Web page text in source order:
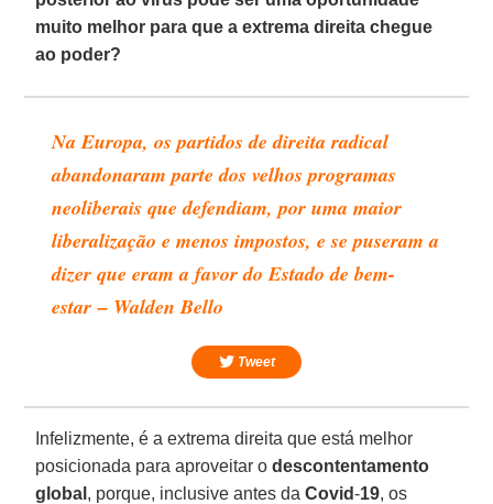
muito melhor para que a extrema direita chegue
ao poder?
Na Europa, os partidos de direita radical
abandonaram parte dos velhos programas
neoliberais que defendiam, por uma maior
liberalização e menos impostos, e se puseram a
dizer que eram a favor do Estado de bem-
estar – Walden Bello
Tweet
Infelizmente, é a extrema direita que está melhor
posicionada para aproveitar odescontentamento
global , porque, inclusive antes daCovid-19, os